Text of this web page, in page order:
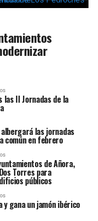
II Jornadas de la
las jornadas
común en febrero
de Añora,
Torres para
públicos
y gana un jamón ibérico